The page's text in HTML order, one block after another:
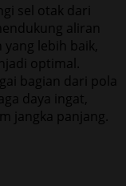
sel otak dari
aliran
lebih baik,
optimal.
bagian dari pola
daya ingat,
jangka panjang.